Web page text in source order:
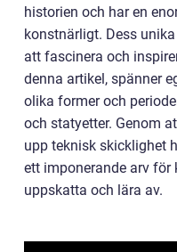
historien och har en
konstnärligt. Dess
att fascinera och
denna artikel, spänner
olika former och
och statyetter. Genom
upp teknisk skicklighet
ett imponerande arv för
uppskatta och lära av.